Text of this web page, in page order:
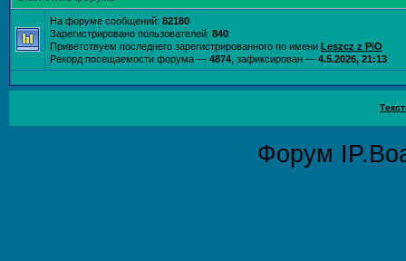
На форуме сообщений: 82180
Зарегистрировано пользователей: 840
Приветствуем последнего зарегистрированного по имени Leszcz z PiO
Рекорд посещаемости форума — 4874, зафиксирован — 4.5.2026, 21:13
Форум